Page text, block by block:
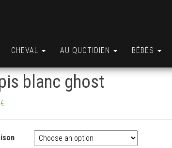
CHEVAL AU QUOTIDIEN BÉBÉS
blanc ghost
€